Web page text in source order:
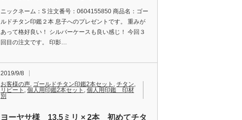
ニックネーム：S 注文番号：0604155850 商品名：ゴー
ルドチタン印鑑２本 息子へのプレゼントです。 重みが
あって格好良い！ シルバーケースも良い感じ！ 今回３
回目の注文です。 印影…
2019/9/8
お客様の声, ゴールドチタン印鑑2本セット , チタン,
リピート , 個人用印鑑2本セット , 個人用印鑑 印材
別
ヨーヤサ様 13.5ミリ × 2本 初めてチタ